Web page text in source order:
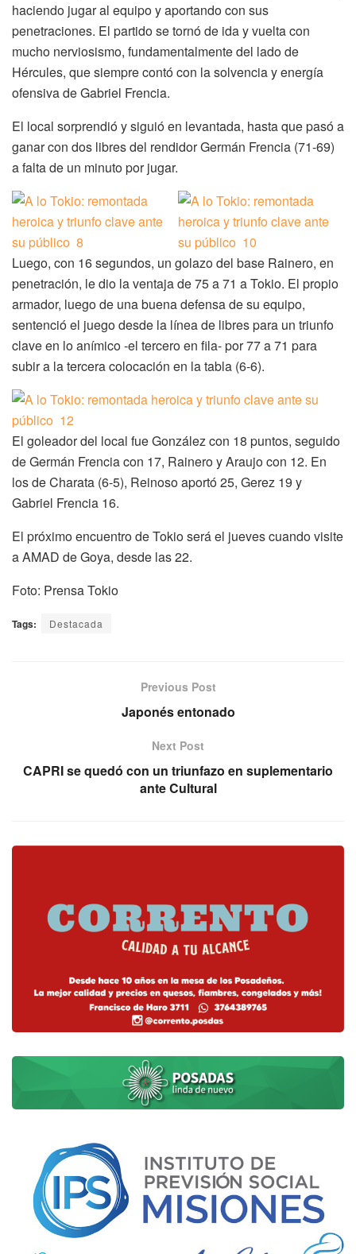
haciendo jugar al equipo y aportando con sus
penetraciones. El partido se tornó de ida y vuelta con
mucho nerviosismo, fundamentalmente del lado de
Hércules, que siempre contó con la solvencia y energía
ofensiva de Gabriel Frencia.
El local sorprendió y siguió en levantada, hasta que pasó a
ganar con dos libres del rendidor Germán Frencia (71-69)
a falta de un minuto por jugar.
Luego, con 16 segundos, un golazo del base Rainero, en
penetración, le dio la ventaja de 75 a 71 a Tokio. El propio
armador, luego de una buena defensa de su equipo,
sentenció el juego desde la línea de libres para un triunfo
clave en lo anímico -el tercero en fila- por 77 a 71 para
subir a la tercera colocación en la tabla (6-6).
El goleador del local fue González con 18 puntos, seguido
de Germán Frencia con 17, Rainero y Araujo con 12. En
los de Charata (6-5), Reinoso aportó 25, Gerez 19 y
Gabriel Frencia 16.
El próximo encuentro de Tokio será el jueves cuando visite
a AMAD de Goya, desde las 22.
Foto: Prensa Tokio
Tags: Destacada
Previous Post
Japonés entonado
Next Post
CAPRI se quedó con un triunfazo en suplementario
ante Cultural